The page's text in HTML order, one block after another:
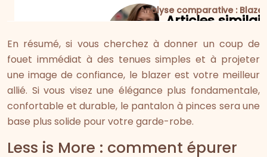
Analyse comparative :
En résumé, si vous cherchez à donner un coup de
fouet immédiat à des tenues simples et à projeter
une image de confiance, le blazer est votre meilleur
allié. Si vous visez une élégance plus fondamentale,
confortable et durable, le pantalon à pinces sera une
base plus solide pour votre garde-robe.
Less is More : comment épurer